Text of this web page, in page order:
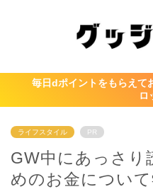
毎日dポイントをもらえて
ロ
ライフスタイル PR
GW中にあっさり
めのお金について